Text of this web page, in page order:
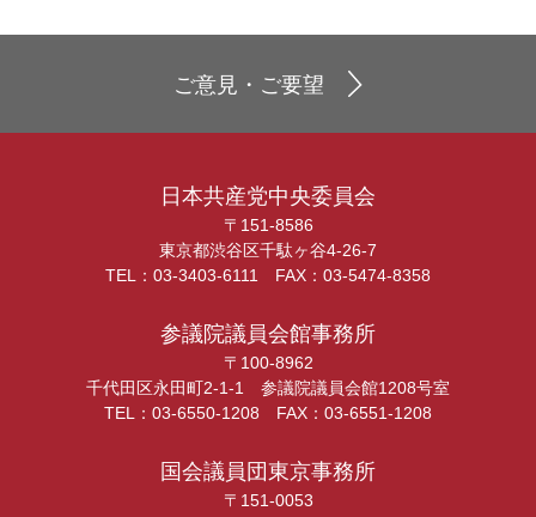
ご意見・ご要望
日本共産党中央委員会
〒151-8586
東京都渋谷区千駄ヶ谷4-26-7
TEL：03-3403-6111 FAX：03-5474-8358
参議院議員会館事務所
〒100-8962
千代田区永田町2-1-1 参議院議員会館1208号室
TEL：03-6550-1208 FAX：03-6551-1208
国会議員団東京事務所
〒151-0053